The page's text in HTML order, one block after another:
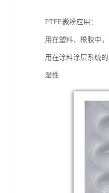
PTFE微粉应用：
用在塑料、橡胶中
用在涂料涂层系统
湿性